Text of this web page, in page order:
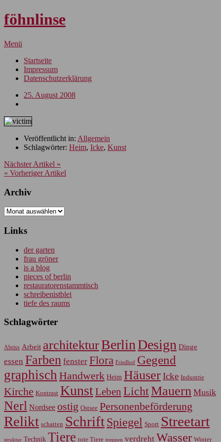
föhnlinse
Menü
Startseite
Impressum
Datenschutzerklärung
25. August 2008
Veröffentlicht in: Allgemein
Schlagwörter: Heim, Icke, Kunst
Nächster Artikel »
« Vorheriger Artikel
Archiv
Archiv
Links
der garten
frau gröner
is a blog
pieces of berlin
restauratorenstammtisch
schreibenistblei
tiefe des raums
Schlagwörter
Abriss Arbeit architekturBerlin Design Dinge
essen Farben fenster Flora Friedhof Gegend
graphisch Handwerk Heim HäuserIcke Industrie
Kirche Kontrast KunstLeben LichtMauern Musik
Nerl Nordsee ostig Ostsee Personenbeförderung
Relikt schatten SchriftSpiegel Sport Streetart
struktur Technik Tiere tote Tiere treppen verdreht Wasser Winter